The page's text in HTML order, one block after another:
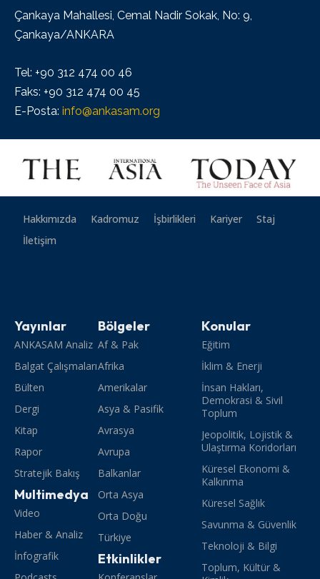
Çankaya Mahallesi, Cemal Nadir Sokak, No: 9,
Çankaya/ANKARA
Tel: +90 312 474 00 46
Faks: +90 312 474 00 45
E-Posta: info@ankasam.org
Hakkımızda Kadromuz İşbirlikleri Kariyer
Staj
İletişim
Yayınlar
ANKASAM Analiz
Balgat Çalışmaları
Bülten
Dergi
Kitap
Rapor
Stratejik Bakış
Multimedya
Video
Haber & Analiz
İnfografik
Bölgeler
Af & Pak
Afrika
Amerikalar
Asya & Pasifik
Avrasya
Avrupa
Balkanlar
Orta Asya
Orta Doğu
Türkiye
Etkinlikler
Konular
Eğitim
İklim & Enerji
İnsan Hakları,
Demokrasi & Sivil
Toplum
Jeopolitik, Lojistik &
Ulaştırma Koridorları
Küresel Ekonomi &
Kalkınma
Küresel Sağlık
Savunma & Güvenlik
Teknoloji & Bilgi
Toplum, Kültür &